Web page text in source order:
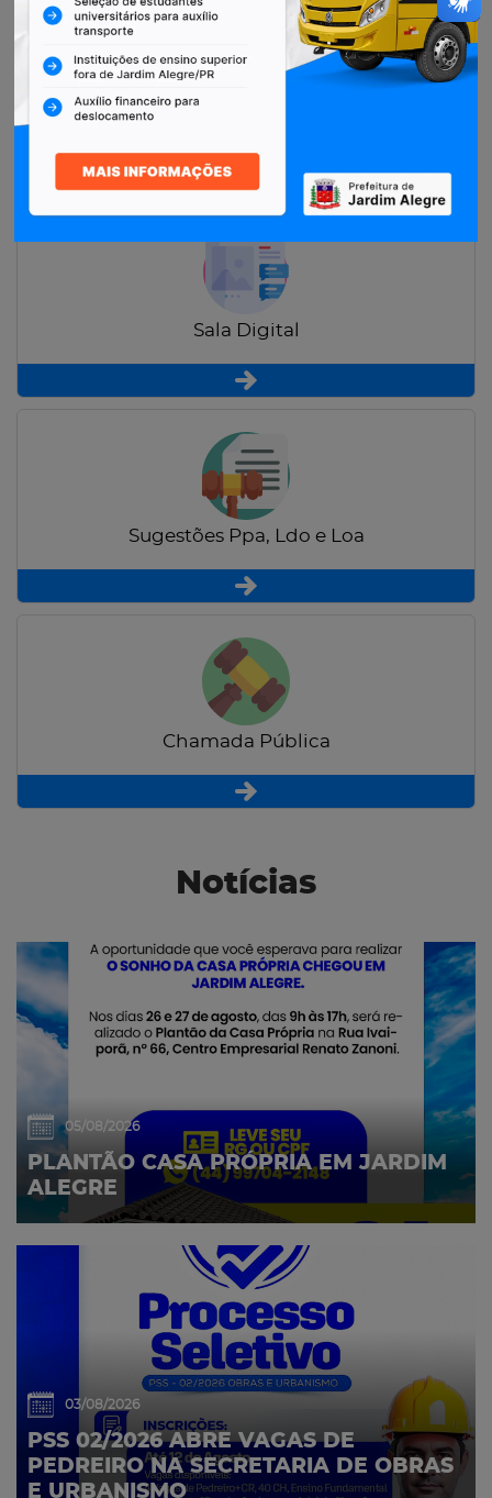
Restituição de Contribuintes
Sala Digital
Sugestões Ppa, Ldo e Loa
Chamada Pública
Notícias
05/08/2026
PLANTÃO CASA PRÓPRIA EM JARDIM
ALEGRE
03/08/2026
PSS 02/2026 ABRE VAGAS DE
PEDREIRO NA SECRETARIA DE OBRAS
E URBANISMO